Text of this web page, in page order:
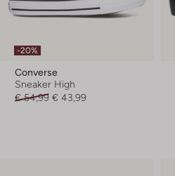
-20%
Converse
Sneaker High
€ 54,99 € 43,99